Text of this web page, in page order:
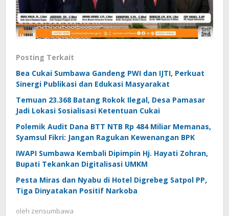
Posting Terkait
Bea Cukai Sumbawa Gandeng PWI dan IJTI, Perkuat
Sinergi Publikasi dan Edukasi Masyarakat
Temuan 23.368 Batang Rokok Ilegal, Desa Pamasar
Jadi Lokasi Sosialisasi Ketentuan Cukai
Polemik Audit Dana BTT NTB Rp 484 Miliar Memanas,
Syamsul Fikri: Jangan Ragukan Kewenangan BPK
IWAPI Sumbawa Kembali Dipimpin Hj. Hayati Zohran,
Bupati Tekankan Digitalisasi UMKM
Pesta Miras dan Nyabu di Hotel Digrebeg Satpol PP,
Tiga Dinyatakan Positif Narkoba
oleh zensumbawa